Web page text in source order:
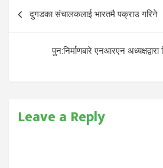
Post
navigation
दुगडका संचालकलाई भारतमै पक्राउ गरिने
पुन:निर्माणबारे एनआरएन
Leave a Reply